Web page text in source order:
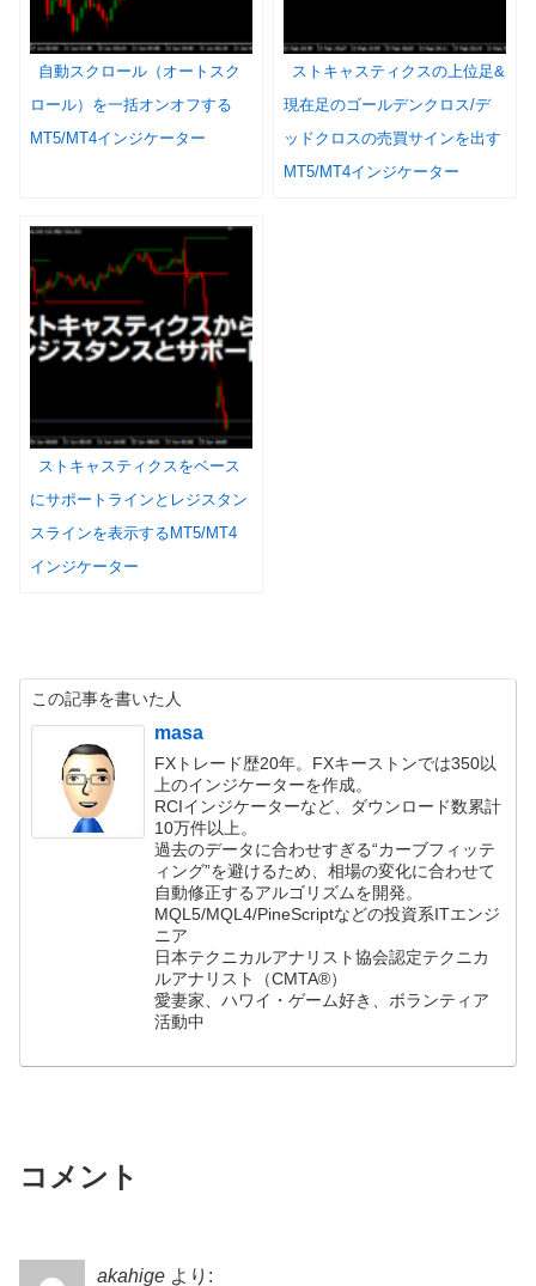
自動スクロール（オートスク
ロール）を一括オンオフする
MT5/MT4インジケーター
ストキャスティクスの上位足&
現在足のゴールデンクロス/デ
ッドクロスの売買サインを出す
MT5/MT4インジケーター
ストキャスティクスをベース
にサポートラインとレジスタン
スラインを表示するMT5/MT4
インジケーター
この記事を書いた人
masa
FXトレード歴20年。FXキーストンでは350以
上のインジケーターを作成。
RCIインジケーターなど、ダウンロード数累計
10万件以上。
過去のデータに合わせすぎる“カーブフィッテ
ィング”を避けるため、相場の変化に合わせて
自動修正するアルゴリズムを開発。
MQL5/MQL4/PineScriptなどの投資系ITエンジ
ニア
日本テクニカルアナリスト協会認定テクニカ
ルアナリスト（CMTA®）
愛妻家、ハワイ・ゲーム好き、ボランティア
活動中
コメント
akahige より: